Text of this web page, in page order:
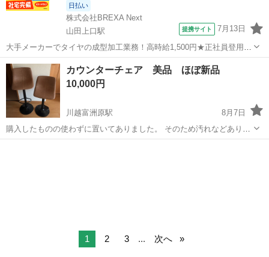
日払い
株式会社BREXA Next
山田上口駅
提携サイト 7月13日
大手メーカーでタイヤの成型加工業務！高時給1,500円★正社員登用制
度あり！ワンルーム寮完備！マイカー通勤OK！無料駐車場あり！《三
重県伊勢市》 人気の工場のお仕事 ◇タイヤの製造◇ トラック・バ
ス・RV車用を中心とした...
三重 伊勢市 山田上口駅 その他
カウンターチェア 美品 ほぼ新品
10,000円
川越富洲原駅
8月7日
購入したものの使わずに置いてありました。 そのため汚れなどありま
せん。 定価 1脚 約10,000円のものなので作りは悪くないと思いま
1 2 3 ... 次へ